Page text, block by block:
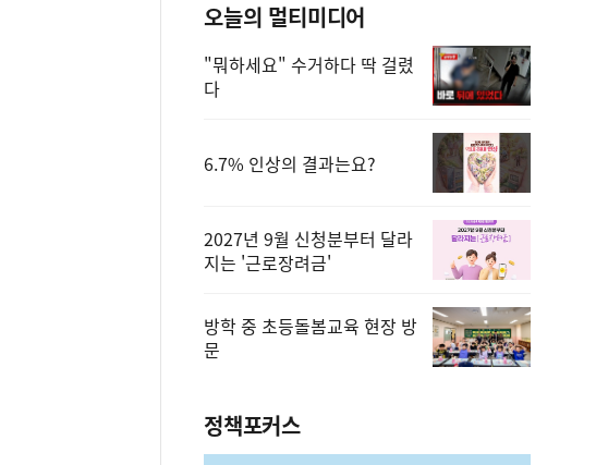
오늘의 멀티미디어
"뭐하세요" 수거하다 딱 걸렸
다
6.7% 인상의 결과는요?
2027년 9월 신청분부터 달라
지는 '근로장려금'
방학 중 초등돌봄교육 현장 방
문
정책포커스